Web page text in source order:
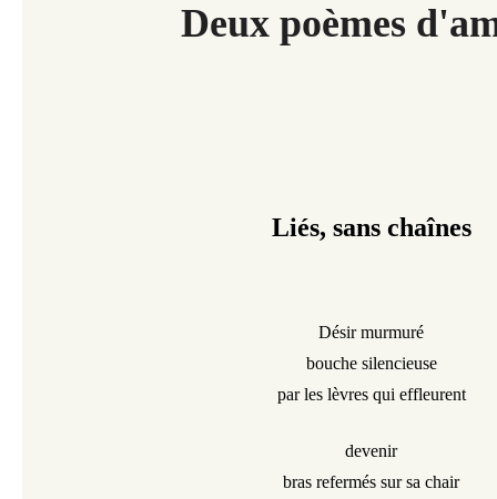
Deux poèmes
Liés, sans chaînes
Désir murmuré
bouche silencieuse
par les lèvres qui effleurent
devenir
bras refermés sur sa chair